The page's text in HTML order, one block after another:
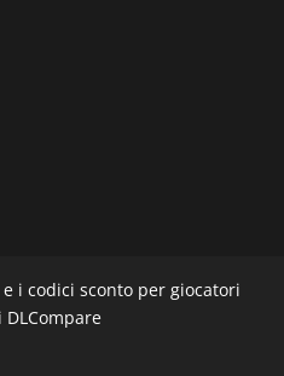
i codici sconto per giocatori